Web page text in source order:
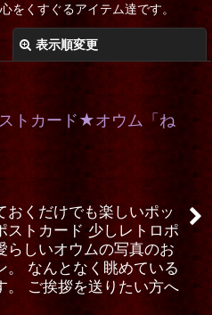
をくすぐるアイテム達です。
表示順変更
込む
トカード★オウム「ね
おくだけでも楽しいポッ
ストカード 少しレトロポ
らしいオウムの写真のお
。 なんとなく眺めている
。 ご挨拶を送りたい方へ